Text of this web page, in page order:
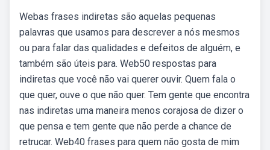
Webas frases indiretas são aquelas pequenas
palavras que usamos para descrever a nós mesmos
ou para falar das qualidades e defeitos de alguém, e
também são úteis para. Web50 respostas para
indiretas que você não vai querer ouvir. Quem fala o
que quer, ouve o que não quer. Tem gente que encontra
nas indiretas uma maneira menos corajosa de dizer o
que pensa e tem gente que não perde a chance de
retrucar. Web40 frases para quem não gosta de mim